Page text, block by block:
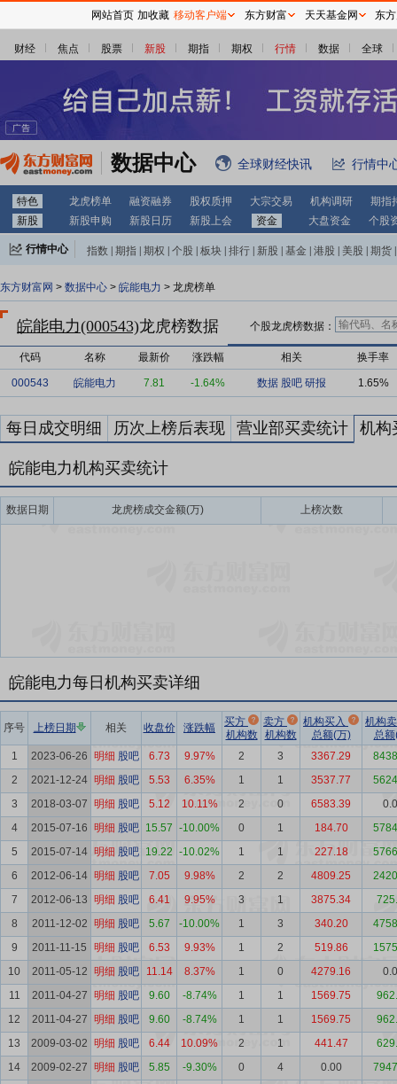
财经 焦点 股票 新股 期指 期权 行情 数据 全球
数据中心 全球财经快讯 行情中
特色 龙虎榜单 融资融券 股权质押 大宗交易 机构调研
期指
新股
新股申购 新股日历 新股上会 资金 大盘资金 个股
行情中心 指数 期指 期权 个股 板块 排行 新股 基金 港股 美股 期货
东方财富网 > 数据中心 > 皖能电力 > 龙虎榜单
皖能电力(000543)龙虎榜数据 个股龙虎榜数据：
代码 名称 最新价 涨跌幅 相关 换手率
000543 皖能电力 7.81 -1.64% 数据 股吧 研报 1.65%
每日成交明细 历次上榜后表现 营业部买卖统计 机构
皖能电力机构买卖统计
数据日期 龙虎榜成交金额(万) 上榜次数
皖能电力每日机构买卖详细
序号 上榜日期 相关 收盘价 涨跌幅
买方
机构数
卖方
机构数
机构买入
总额(万)
机构
总
1
2023-06-26 明细 股吧 6.73 9.97% 2 3 3367.29
2
2021-12-24 明细 股吧 5.53 6.35% 1 1 3537.77
3
2018-03-07 明细 股吧 5.12 10.11% 2 0 6583.39
4
2015-07-16 明细 股吧 15.57 -10.00% 0 1 184.70
5
2015-07-14 明细 股吧 19.22 -10.02% 1 1 227.18
6
2012-06-14 明细 股吧 7.05 9.98% 2 2 4809.25
7
2012-06-13 明细 股吧 6.41 9.95% 3 1 3875.34
8
2011-12-02 明细 股吧 5.67 -10.00% 1 3 340.20
9
2011-11-15 明细 股吧 6.53 9.93% 1 2 519.86
10
2011-05-12 明细 股吧 11.14 8.37% 1 0 4279.16
11
2011-04-27 明细 股吧 9.60 -8.74% 1 1 1569.75
12
2011-04-27 明细 股吧 9.60 -8.74% 1 1 1569.75
13
2009-03-02 明细 股吧 6.44 10.09% 2 1 441.47
14
2009-02-27 明细 股吧 5.85 -9.30% 0 4 0.00
网站首页 加收藏 移动客户端 东方财富 天天基金网 东